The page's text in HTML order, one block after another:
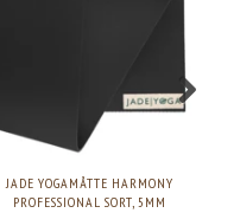
JADE YOGAMÅTTE HARMONY
PROFESSIONAL SORT, 5MM